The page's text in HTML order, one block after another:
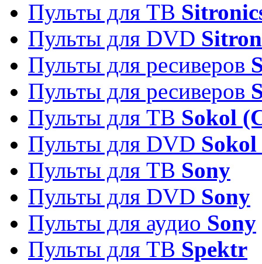
Пульты для ТВ
Пульты для DVD
Пульты для ресиверов
Пульты для ресиверов
Пульты для ТВ Sokol
Пульты для DVD
Пульты для ТВ Sony
Пульты для DVD Sony
Пульты для аудио Sony
Пульты для ТВ Spektr